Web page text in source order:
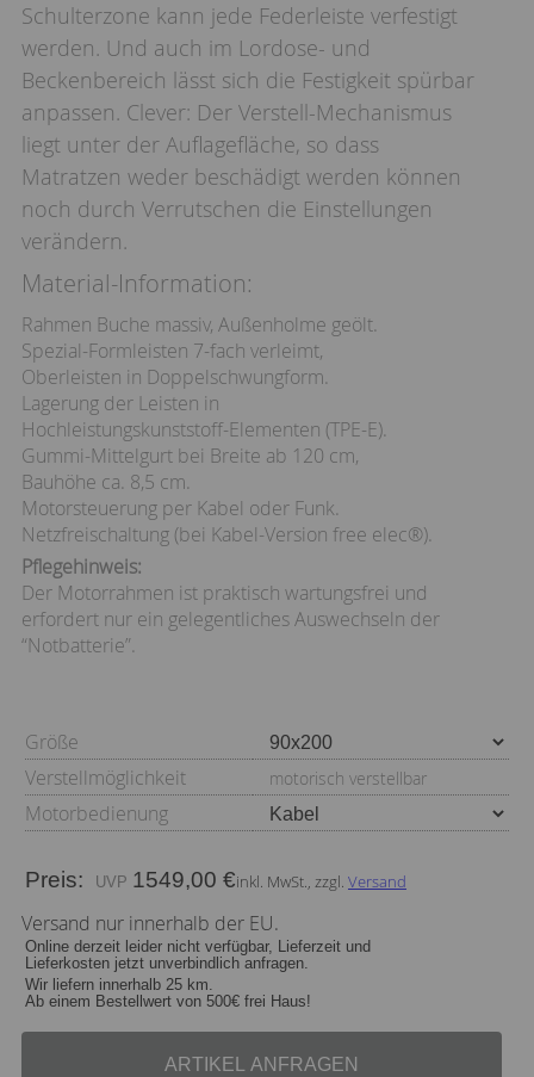
Schulterzone kann jede Federleiste verfestigt
werden. Und auch im Lordose- und
Beckenbereich lässt sich die Festigkeit spürbar
anpassen. Clever: Der Verstell-Mechanismus
liegt unter der Auflagefläche, so dass
Matratzen weder beschädigt werden können
noch durch Verrutschen die Einstellungen
verändern.
Material-Information:
Rahmen Buche massiv, Außenholme geölt.
Spezial-Formleisten 7-fach verleimt,
Oberleisten in Doppelschwungform.
Lagerung der Leisten in
Hochleistungskunststoff-Elementen (TPE-E).
Gummi-Mittelgurt bei Breite ab 120 cm,
Bauhöhe ca. 8,5 cm.
Motorsteuerung per Kabel oder Funk.
Netzfreischaltung (bei Kabel-Version free elec®).
Pflegehinweis:
Der Motorrahmen ist praktisch wartungsfrei und
erfordert nur ein gelegentliches Auswechseln der
“Notbatterie”.
Größe
Verstellmöglichkeit
motorisch verstellbar
Motorbedienung
Preis: 1549,00 €inkl. MwSt., zzgl. Versand
Versand nur innerhalb der EU.
Online derzeit leider nicht verfügbar, Lieferzeit und
Lieferkosten jetzt unverbindlich anfragen.
Wir liefern innerhalb 25 km.
Ab einem Bestellwert von 500€ frei Haus!
ARTIKEL ANFRAGEN